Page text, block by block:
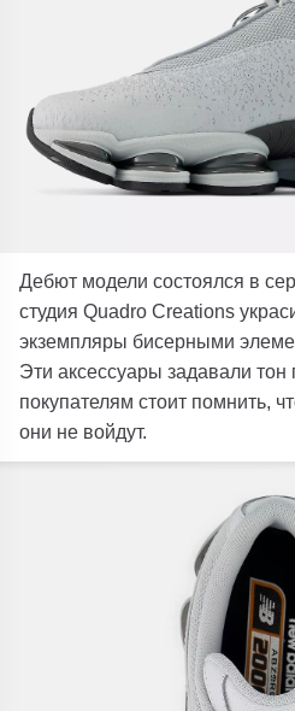
Дебют модели состоялся в
студия Quadro Creations
экземпляры бисерными
Эти аксессуары задавали тон
покупателям стоит помнить,
они не войдут.